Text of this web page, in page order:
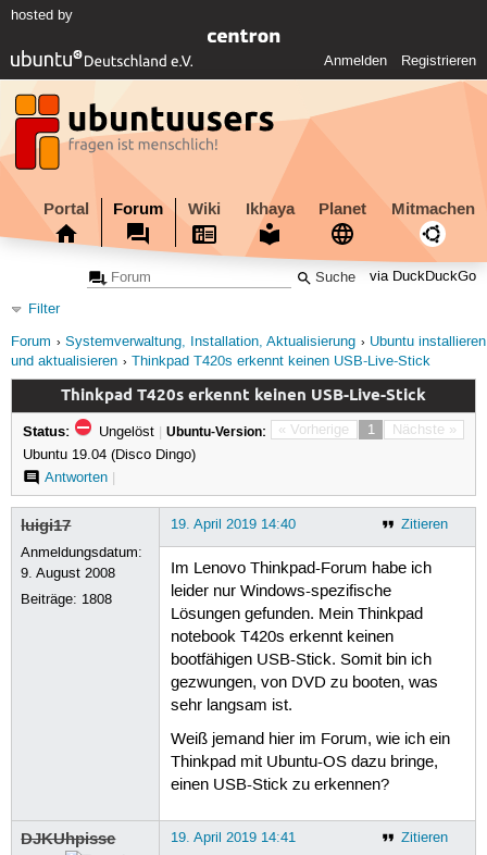
hosted by
Anmelden Registrieren
Portal Forum Wiki Ikhaya Planet Mitmachen
via DuckDuckGo
Filter
Forum
Systemverwaltung, Installation, Aktualisierung
Ubuntu installieren
und aktualisieren
Thinkpad T420s erkennt keinen USB-Live-Stick
Thinkpad T420s erkennt keinen USB-Live-Stick
« Vorherige 1 Nächste »
Status: Ungelöst | Ubuntu-Version:
Ubuntu 19.04 (Disco Dingo)
Antworten|
luigi17
Anmeldungsdatum:
9. August 2008
Beiträge: 1808
Zitieren
19. April 2019 14:40
Im Lenovo Thinkpad-Forum habe ich
leider nur Windows-spezifische
Lösungen gefunden. Mein Thinkpad
notebook T420s erkennt keinen
bootfähigen USB-Stick. Somit bin ich
gezwungen, von DVD zu booten, was
sehr langsam ist.
Weiß jemand hier im Forum, wie ich ein
Thinkpad mit Ubuntu-OS dazu bringe,
einen USB-Stick zu erkennen?
DJKUhpisse Zitieren
19. April 2019 14:41